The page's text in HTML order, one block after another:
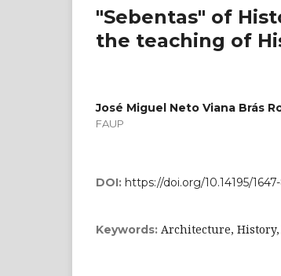
"Sebentas" of
the teaching of
José Miguel Neto Viana Brás
FAUP
DOI: https://doi.org/10.14195/
Keywords: Architecture, History,